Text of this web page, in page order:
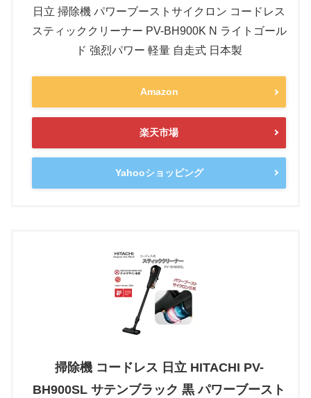
日立 掃除機 パワーブーストサイクロン コードレス
スティッククリーナー PV-BH900K N ライトゴール
ド 強烈パワー 軽量 自走式 日本製
Amazon
楽天市場
Yahooショッピング
掃除機 コードレス 日立 HITACHI PV-
BH900SL サテンブラック 黒 パワーブースト